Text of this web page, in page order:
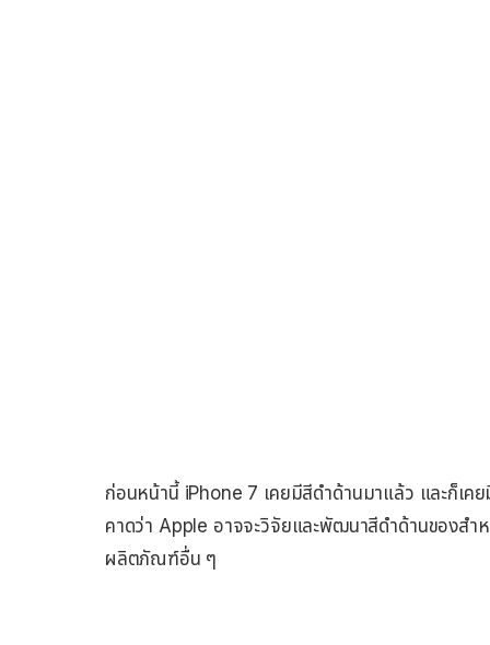
ก่อนหน้านี้ iPhone 7 เคยมีสีดำด้านมาแล้ว และก็เค
คาดว่า Apple อาจจะวิจัยและพัฒนาสีดำด้านของส
ผลิตภัณฑ์อื่น ๆ